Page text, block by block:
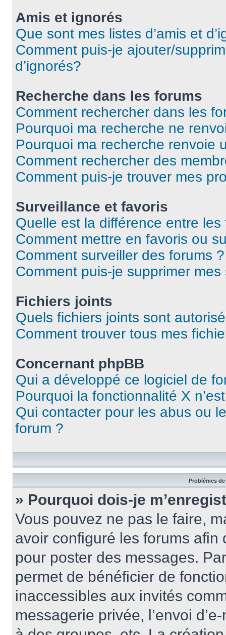
Amis et ignorés
Que sont mes listes d’amis et
Comment puis-je ajouter/
d’ignorés?
Recherche dans les forums
Comment rechercher dans les
Pourquoi ma recherche ne
Pourquoi ma recherche renvoie
Comment rechercher des
Comment puis-je trouver mes
Surveillance et favoris
Quelle est la différence entre
Comment mettre en favoris ou
Comment surveiller des forums ?
Comment puis-je supprimer
Fichiers joints
Quels fichiers joints sont
Comment trouver tous mes
Concernant phpBB
Qui a développé ce logiciel de
Pourquoi la fonctionnalité X
Qui contacter pour les abus ou
forum ?
Problèmes
» Pourquoi dois-je
Vous pouvez ne pas le faire,
avoir configuré les forums afin
pour poster des messages.
permet de bénéficier de
inaccessibles aux invités
messagerie privée, l’envoi